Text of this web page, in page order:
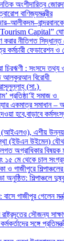
অংশীদারিত্ব
বাণিজ্যমন্ত্রীর
Capital”
নীতিগত সিদ্ধান্ত
কর্মচারী ফেডারেশন ও
চিরঋণী : সংসদে তথ্য
আলকুরআন বিরোধী
(সা.)
প্রতিষ্ঠা’ই সমাজ ও
একমাত্র সমাধান –
হবে,বাড়াবে
(আইএলও), এশীয়
(ইউএন উইমেন)
অগ্রাধিকার বিষয়ক
১৫ মে থেকে চাল
গাজীপুরে
অনুষ্ঠিত: শিল্পাঞ্চলে
গাজীপুর গেলেন
রাষ্ট্রদূতের সৌজন্য
সঙ্গে